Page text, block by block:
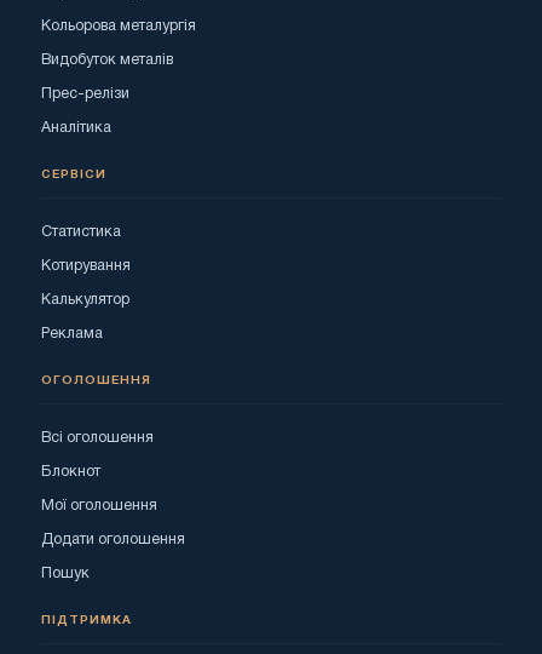
Кольорова металургія
Видобуток металів
Прес-релізи
Аналітика
СЕРВІСИ
Статистика
Котирування
Калькулятор
Реклама
ОГОЛОШЕННЯ
Всі оголошення
Блокнот
Мої оголошення
Додати оголошення
Пошук
ПІДТРИМКА